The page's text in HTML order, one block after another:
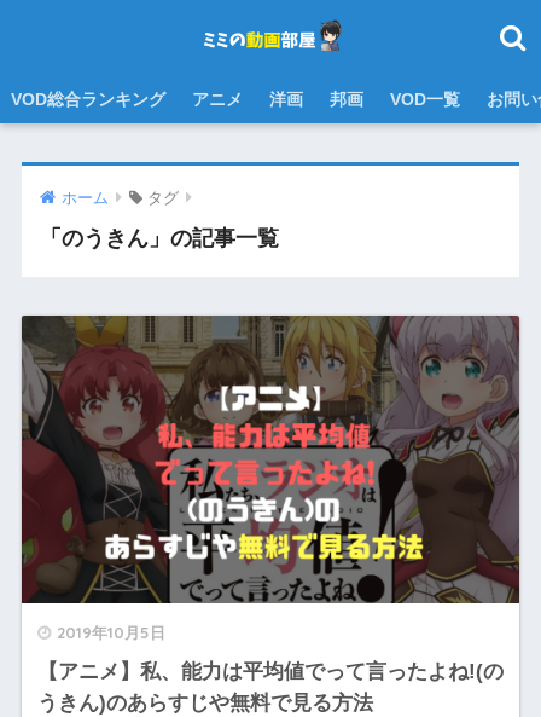
VOD総合ランキング アニメ 洋画 邦画 VOD一覧 お問
ホーム タグ
「のうきん」の記事一覧
2019年10月5日
【アニメ】私、能力は平均値でって言ったよね!(の
うきん)のあらすじや無料で見る方法